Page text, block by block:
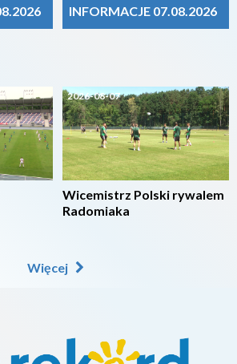
INFORMACJE 07.08.2026
2026-08-07
Wicemistrz Polski rywalem
Radomiaka
Więcej